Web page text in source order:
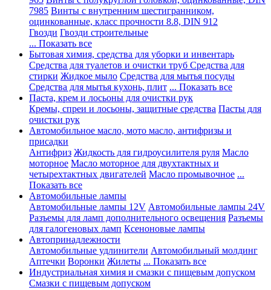
7985 Винты с внутренним шестигранником,
оцинкованные, класс прочности 8.8, DIN 912
Гвозди Гвозди строительные
... Показать все
Бытовая химия, средства для уборки и инвентарь
Средства для туалетов и очистки труб Средства для
стирки Жидкое мыло Средства для мытья посуды
Средства для мытья кухонь, плит ... Показать все
Паста, крем и лосьоны для очистки рук
Кремы, спреи и лосьоны, защитные средства Пасты для
очистки рук
Автомобильное масло, мото масло, антифризы и
присадки
Антифриз Жидкость для гидроусилителя руля Масло
моторное Масло моторное для двухтактных и
четырехтактных двигателей Масло промывочное ...
Показать все
Автомобильные лампы
Автомобильные лампы 12V Автомобильные лампы 24V
Разъемы для ламп дополнительного освещения Разъемы
для галогеновых ламп Ксеноновые лампы
Автопринадлежности
Автомобильные удлинители Автомобильный молдинг
Аптечки Воронки Жилеты ... Показать все
Индустриальная химия и смазки с пищевым допуском
Смазки с пищевым допуском